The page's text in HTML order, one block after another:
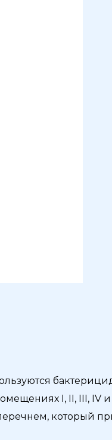
I, II, III, IV
который